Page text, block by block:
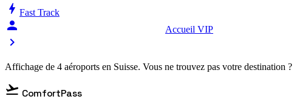
bolt Fast Track
person_celebrate Accueil VIP
chevron_right
Affichage de 4 aéroports en Suisse. Vous ne trouvez pas votre destination ?
flight_takeoff ComfortPass